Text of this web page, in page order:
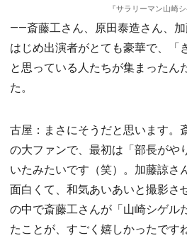
『サラリーマン山崎シ
――斎藤工さん、原田泰造さん、
はじめ出演者がとても豪華で、「
と思っている人たちが集まったん
た。
古屋：まさにそうだと思います。
の大ファンで、最初は「部長がや
いたみたいです（笑）。加藤諒さ
面白くて、和気あいあいと撮影さ
の中で斎藤工さんが「山崎シゲル
たことが、すごく嬉しかったですね